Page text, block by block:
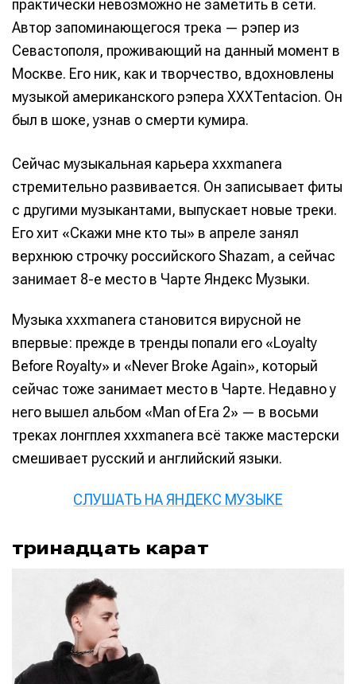
практически невозможно не заметить в сети.
Автор запоминающегося трека — рэпер из
Севастополя, проживающий на данный момент в
Москве. Его ник, как и творчество, вдохновлены
музыкой американского рэпера XXXTentacion. Он
был в шоке, узнав о смерти кумира.
Сейчас музыкальная карьера xxxmanera
стремительно развивается. Он записывает фиты
с другими музыкантами, выпускает новые треки.
Его хит «Скажи мне кто ты» в апреле занял
верхнюю строчку российского Shazam, а сейчас
занимает 8-е место в Чарте Яндекс Музыки.
Музыка xxxmanera становится вирусной не
впервые: прежде в тренды попали его «Loyalty
Before Royalty» и «Never Broke Again», который
сейчас тоже занимает место в Чарте. Недавно у
него вышел альбом «Man of Era 2» — в восьми
треках лонгплея xxxmanera всё также мастерски
смешивает русский и английский языки.
СЛУШАТЬ НА ЯНДЕКС МУЗЫКЕ
тринадцать карат